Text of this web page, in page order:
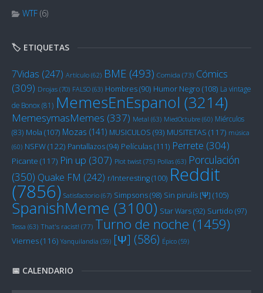
WTF (6)
🏷️ ETIQUETAS
7Vidas (247) Artículo (62) BME (493) Comida (73) Cómics
(309) Drojas (70) FALSO (63) Hombres(90) Humor Negro (108) La vintage
de Bonox(81) MemesEnEspanol (3214)
MemesymasMemes (337) Metal (63) MiedOctubre (60) Miérculos
(83) Mola (107) Mozas (141) MUSICULOS (93) MUSITETAS (117) música
(60) NSFW(122) Pantallazos(94) Películas(111) Perrete (304)
Picante (117) Pin up (307) Plot twist (75) Pollas (63) Porculación
(350) Quake FM (242) r/Interesting(100) Reddit
(7856) Satisfactorio (67) Simpsons(98) Sin pirulís [Ψ] (105)
SpanishMeme (3100) Star Wars(92) Surtido (97)
Tessa (63) That's racist! (77) Turno de noche (1459)
Viernes(116) Yanquilandia (59) [Ψ] (586) Épico (59)
📅 CALENDARIO